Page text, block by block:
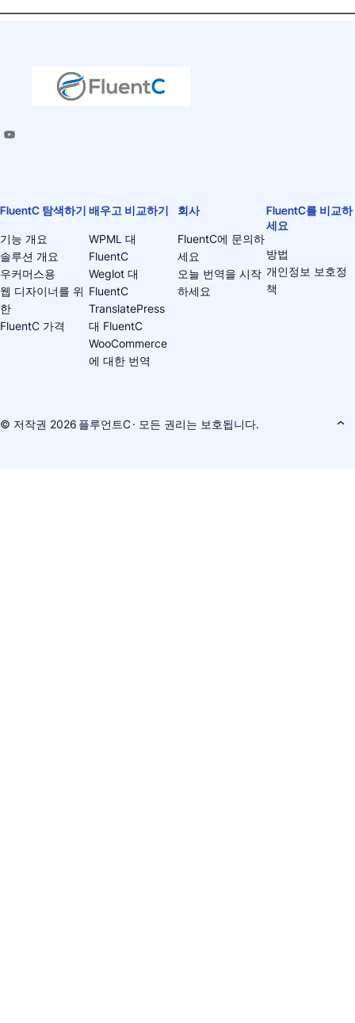
FluentC 탐색하기
기능 개요
솔루션 개요
우커머스용
웹 디자이너를 위
한
FluentC 가격
배우고 비교하기
WPML 대
FluentC
Weglot 대
FluentC
TranslatePress
대 FluentC
WooCommerce
에 대한 번역
회사
FluentC에 문의하
세요
오늘 번역을 시작
하세요
FluentC를 비교하
세요
방법
개인정보 보호정
책
© 저작권 2026 플루언트C· 모든 권리는 보호됩니다.